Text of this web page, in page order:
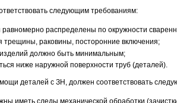
следующим требованиям:
распределены по окружности
трещины, раковины, посторонние включения;
должно быть минимальным;
ниже наружной поверхности труб (деталей).
деталей с ЗН, должен соответствовать
иметь следы механической обработки